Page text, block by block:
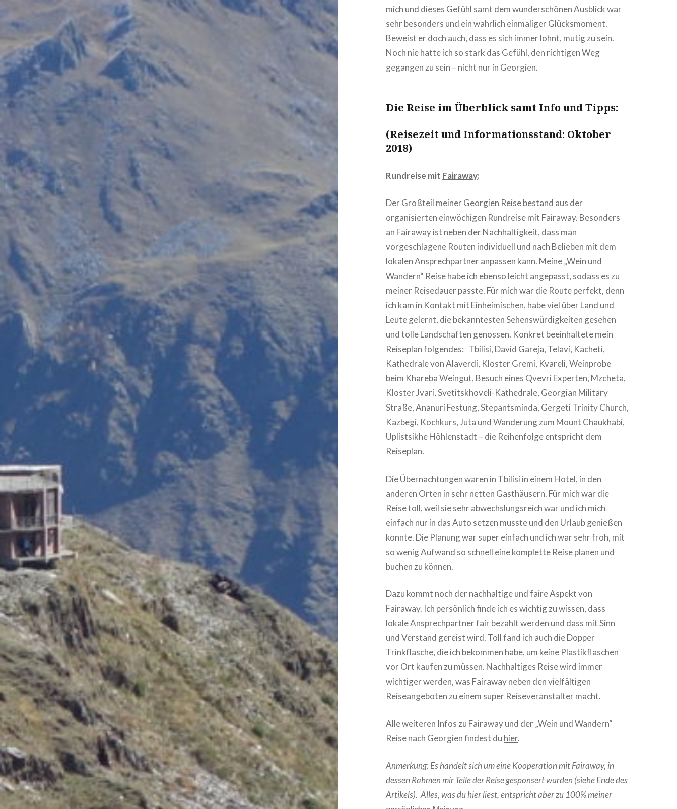
mich und dieses Gefühl samt dem wunderschönen Ausblick war
sehr besonders und ein wahrlich einmaliger Glücksmoment.
Beweist er doch auch, dass es sich immer lohnt, mutig zu sein.
Noch nie hatte ich so stark das Gefühl, den richtigen Weg
gegangen zu sein – nicht nur in Georgien.
Die Reise im Überblick samt Info und Tipps:
(Reisezeit und Informationsstand: Oktober
2018)
Rundreise mit Fairaway:
Der Großteil meiner Georgien Reise bestand aus der
organisierten einwöchigen Rundreise mit Fairaway. Besonders
an Fairaway ist neben der Nachhaltigkeit, dass man
vorgeschlagene Routen individuell und nach Belieben mit dem
lokalen Ansprechpartner anpassen kann. Meine „Wein und
Wandern“ Reise habe ich ebenso leicht angepasst, sodass es zu
meiner Reisedauer passte. Für mich war die Route perfekt, denn
ich kam in Kontakt mit Einheimischen, habe viel über Land und
Leute gelernt, die bekanntesten Sehenswürdigkeiten gesehen
und tolle Landschaften genossen. Konkret beeinhaltete mein
Reiseplan folgendes: Tbilisi, David Gareja, Telavi, Kacheti,
Kathedrale von Alaverdi, Kloster Gremi, Kvareli, Weinprobe
beim Khareba Weingut, Besuch eines Qvevri Experten, Mzcheta,
Kloster Jvari, Svetitskhoveli-Kathedrale, Georgian Military
Straße, Ananuri Festung, Stepantsminda, Gergeti Trinity Church,
Kazbegi, Kochkurs, Juta und Wanderung zum Mount Chaukhabi,
Uplistsikhe Höhlenstadt – die Reihenfolge entspricht dem
Reiseplan.
Die Übernachtungen waren in Tbilisi in einem Hotel, in den
anderen Orten in sehr netten Gasthäusern. Für mich war die
Reise toll, weil sie sehr abwechslungsreich war und ich mich
einfach nur in das Auto setzen musste und den Urlaub genießen
konnte. Die Planung war super einfach und ich war sehr froh, mit
so wenig Aufwand so schnell eine komplette Reise planen und
buchen zu können.
Dazu kommt noch der nachhaltige und faire Aspekt von
Fairaway. Ich persönlich finde ich es wichtig zu wissen, dass
lokale Ansprechpartner fair bezahlt werden und dass mit Sinn
und Verstand gereist wird. Toll fand ich auch die Dopper
Trinkflasche, die ich bekommen habe, um keine Plastikflaschen
vor Ort kaufen zu müssen. Nachhaltiges Reise wird immer
wichtiger werden, was Fairaway neben den vielfältigen
Reiseangeboten zu einem super Reiseveranstalter macht.
Alle weiteren Infos zu Fairaway und der „Wein und Wandern“
Reise nach Georgien findest du hier.
Anmerkung: Es handelt sich um eine Kooperation mit Fairaway, in
dessen Rahmen mir Teile der Reise gesponsert wurden (siehe Ende des
Artikels). Alles, was du hier liest, entspricht aber zu 100% meiner